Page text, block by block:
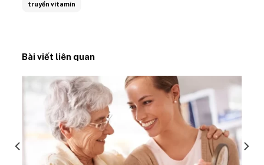
truyền vitamin
Bài viết liên quan